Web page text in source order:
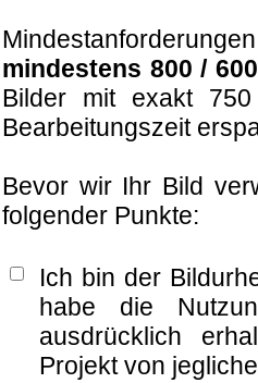
mindestens 800 /
Bilder mit exakt
Bearbeitungszeit
Bevor wir Ihr Bild
folgender Punkte:
Ich bin der
habe die
ausdrücklich
Projekt von